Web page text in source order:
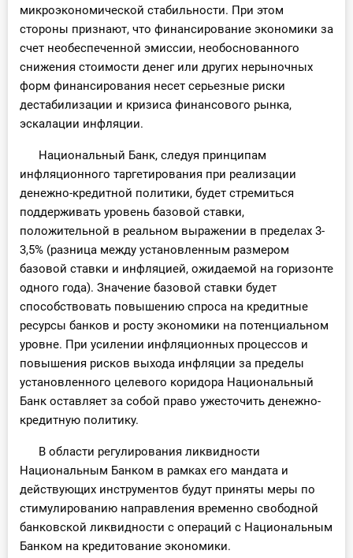
микроэкономической стабильности. При этом
стороны признают, что финансирование экономики за
счет необеспеченной эмиссии, необоснованного
снижения стоимости денег или других нерыночных
форм финансирования несет серьезные риски
дестабилизации и кризиса финансового рынка,
эскалации инфляции.
Национальный Банк, следуя принципам
инфляционного таргетирования при реализации
денежно-кредитной политики, будет стремиться
поддерживать уровень базовой ставки,
положительной в реальном выражении в пределах 3-
3,5% (разница между установленным размером
базовой ставки и инфляцией, ожидаемой на горизонте
одного года). Значение базовой ставки будет
способствовать повышению спроса на кредитные
ресурсы банков и росту экономики на потенциальном
уровне. При усилении инфляционных процессов и
повышения рисков выхода инфляции за пределы
установленного целевого коридора Национальный
Банк оставляет за собой право ужесточить денежно-
кредитную политику.
В области регулирования ликвидности
Национальным Банком в рамках его мандата и
действующих инструментов будут приняты меры по
стимулированию направления временно свободной
банковской ликвидности с операций с Национальным
Банком на кредитование экономики.